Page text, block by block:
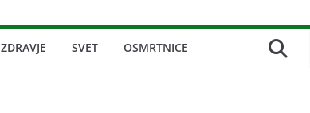
ZDRAVJE SVET OSMRTNICE